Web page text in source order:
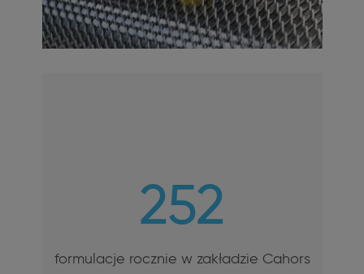
252
formulacje rocznie w zakładzie Cahors